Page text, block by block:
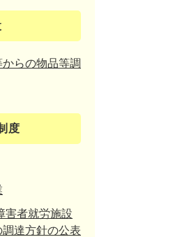
らの物品等調
度
害者就労施設
達方針の公表